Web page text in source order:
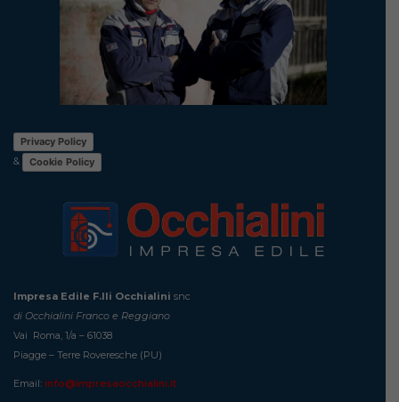
Privacy Policy
&
Cookie Policy
Impresa Edile F.lli Occhialini snc
di Occhialini Franco e Reggiano
Vai Roma, 1/a – 61038
Piagge – Terre Roveresche (PU)
Email: info@impresaocchialini.it